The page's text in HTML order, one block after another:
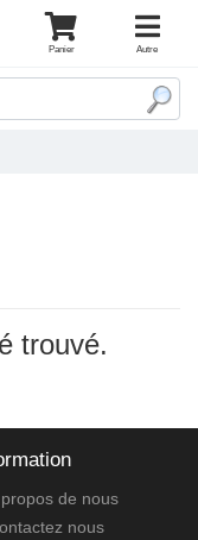
Panier Autre
trouvé.
de nous
nous